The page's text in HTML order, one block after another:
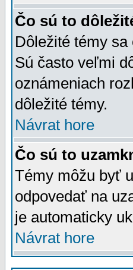
Čo sú to
Dôležité témy
Sú často veľmi
oznámeniach
dôležité témy.
Návrat hore
Čo sú to
Témy môžu byť
odpovedať na
je automaticky
Návrat hore